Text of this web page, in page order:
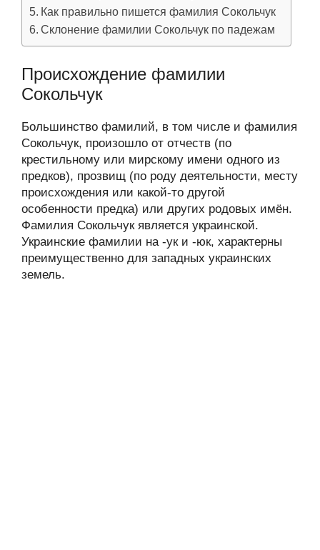
Как правильно пишется фамилия Сокольчук
Склонение фамилии Сокольчук по падежам
Происхождение фамилии
Сокольчук
Большинство фамилий, в том числе и фамилия
Сокольчук, произошло от отчеств (по
крестильному или мирскому имени одного из
предков), прозвищ (по роду деятельности, месту
происхождения или какой-то другой
особенности предка) или других родовых имён.
Фамилия Сокольчук является украинской.
Украинские фамилии на -ук и -юк, характерны
преимущественно для западных украинских
земель.